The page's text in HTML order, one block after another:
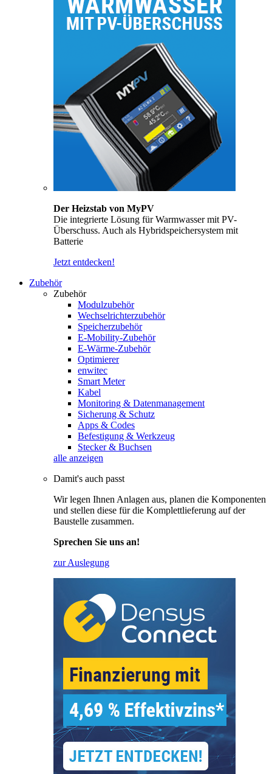
Der Heizstab von MyPV
Die integrierte Lösung für Warmwasser mit PV-
Überschuss. Auch als Hybridspeichersystem mit
Batterie
Jetzt entdecken!
Zubehör
Zubehör
Modulzubehör
Wechselrichterzubehör
Speicherzubehör
E-Mobility-Zubehör
E-Wärme-Zubehör
Optimierer
enwitec
Smart Meter
Kabel
Monitoring & Datenmanagement
Sicherung & Schutz
Apps & Codes
Befestigung & Werkzeug
Stecker & Buchsen
alle anzeigen
Damit's auch passt
Wir legen Ihnen Anlagen aus, planen die Komponenten
und stellen diese für die Komplettlieferung auf der
Baustelle zusammen.
Sprechen Sie uns an!
zur Auslegung